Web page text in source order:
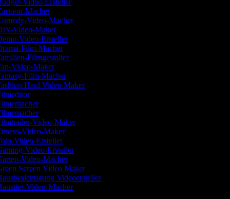
Macher
Video-Macher
Video-Maker
Video-Ersteller
Film-Macher
Filmgestalter
Video-Maker
Film-Macher
Haul Video Maker
Video-Maker
Video-Maker
Video-Ersteller
Video-Ersteller
Video-Macher
Screen Video Maker
Videoersteller
Video-Macher